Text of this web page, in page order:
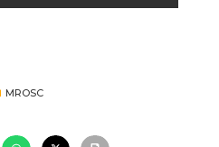
MROSC